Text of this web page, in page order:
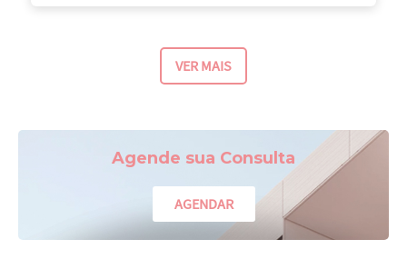
VER MAIS
Agende sua Consulta
AGENDAR